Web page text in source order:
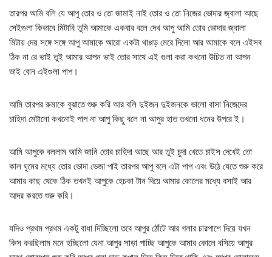
তারপর আমি বলি যে আপু তোর ও তো জামাই নাই তোর ও তো নিজের ভোদার জ্বালা আছে
সেইগুলা কিভাবে মিটাবি তুমি আমাকে একবার বলে দেখ আপু আমি তোর ভোদার জ্বালা
মিটায় দেয় সঙ্গে সঙ্গে আপু আমাকে আরো একটা থাপ্পড় মেরে দিলো আর আমাকে বলে এইসব
ঠিক না রে ভাই তুই আমার আপন ভাই তোর সাথে এই গুলা করা কখনো উচিত না আপন
ভাই বোন এইগুলা পাপ।
আমি তারপর রুমাকে বুঝাতে শুরু করি আর বলি দুইজন দুইজনকে ভালো বাসা নিজেদের
চাহিদা মেটানো কখনোই পাপ না আপু কিছু বলে না আপুর হাত তখনো ধনের উপরে ই।
আমি আপুকে বললাম আমি জানি তোর চাহিদা আছে আর তুই চুদা খেতে চাইস দেখেই তো
কাল ঘুমের মধ্যে তোর ভোদা ভেজা পাই তারপর আপু বলে এটা পাপ এবং উঠে যেতে শুরু করে
আমার কাছ থেকে ঠিক তখনই আপুকে হেচকা টান দিয়ে আমার কোলের মধ্যে বসাই আর
আদর করতে শুরু করি।
যদিও প্রথম প্রথম একটু বাধা দিচ্ছিলো তবে আপুর ঠোঁটে আর গলার চারপাশে দিয়ে যখন
কিস করছিলাম মনে হচ্ছিলো যেনা আপুর সাড়া পাচ্ছি আপুকে আমার কোলে বসিয়ে আপুর